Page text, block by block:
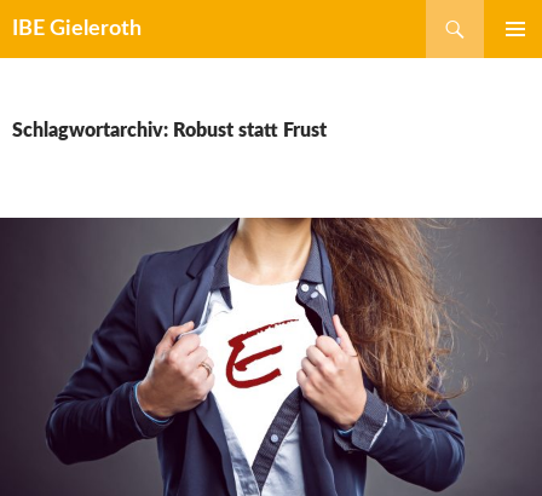
IBE Gieleroth
Schlagwortarchiv: Robust statt Frust